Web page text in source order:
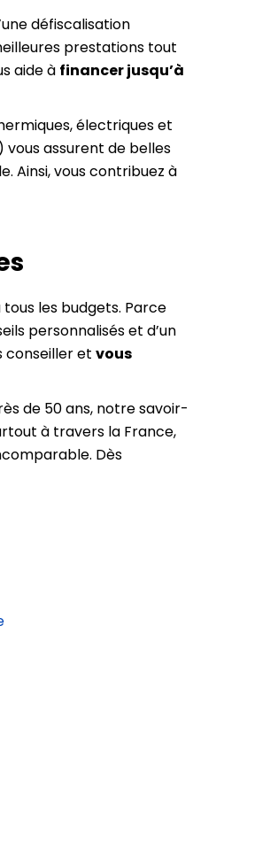
défiscalisation
prestations tout
aide à financer jusqu’à
électriques et
vous assurent de belles
Ainsi, vous contribuez à
les budgets. Parce
personnalisés et d’un
conseiller et vous
de 50 ans, notre savoir-
à travers la France,
Dès